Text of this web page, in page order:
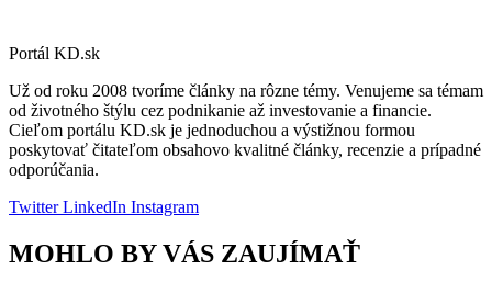
Portál KD.sk
Už od roku 2008 tvoríme články na rôzne témy. Venujeme sa témam
od životného štýlu cez podnikanie až investovanie a financie.
Cieľom portálu KD.sk je jednoduchou a výstižnou formou
poskytovať čitateľom obsahovo kvalitné články, recenzie a prípadné
odporúčania.
TwitterLinkedIn Instagram
MOHLO BY VÁS ZAUJÍMAŤ